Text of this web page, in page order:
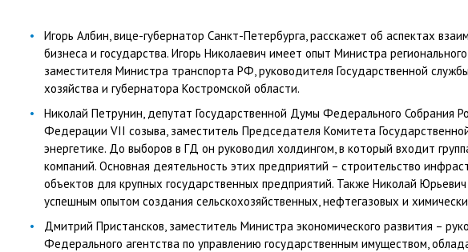
Игорь Албин, вице-губернатор Санкт-Петербурга, расскажет об аспектах
бизнеса и государства. Игорь Николаевич имеет опыт Министра
заместителя Министра транспорта РФ, руководителя Государственной
хозяйства и губернатора Костромской области.
Николай Петрунин, депутат Государственной Думы Федерального Собрания
Федерации VII созыва, заместитель Председателя Комитета
энергетике. До выборов в ГД он руководил холдингом, в который входит
компаний. Основная деятельность этих предприятий – строительство
объектов для крупных государственных предприятий. Также Николай
успешным опытом создания сельскохозяйственных, нефтегазовых и
Дмитрий Пристансков, заместитель Министра экономического развития –
Федерального агентства по управлению государственным имуществом,